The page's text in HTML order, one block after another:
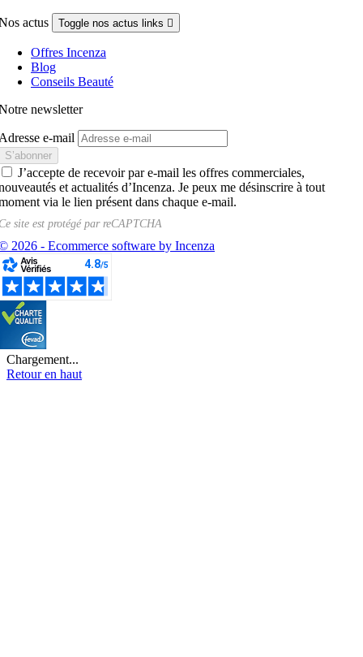
actus Toggle nos actus links 
Offres Incenza
Blog
Conseils Beauté
newsletter
e-mail
J’accepte de recevoir par e-mail les offres commerciales,
et actualités d’Incenza. Je peux me désinscrire à tout
via le lien présent dans chaque e-mail.
site est protégé parreCAPTCHA
2026 - Ecommerce software by Incenza
Chargement...
Retour en haut